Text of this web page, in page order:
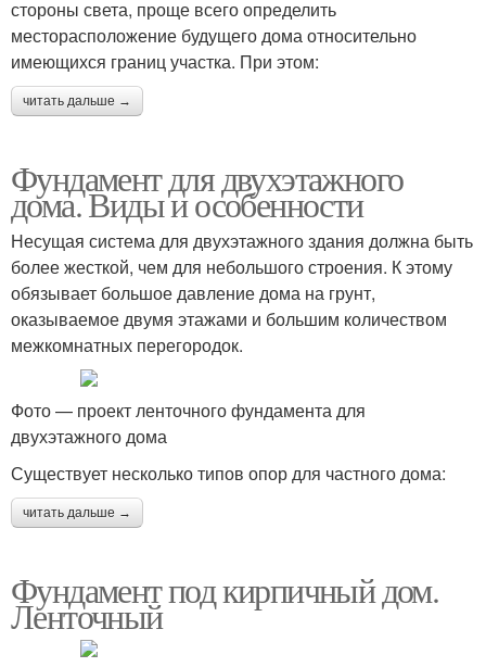
стороны света, проще всего определить
месторасположение будущего дома относительно
имеющихся границ участка. При этом:
читать дальше →
Фундамент для двухэтажного
дома. Виды и особенности
Несущая система для двухэтажного здания должна быть
более жесткой, чем для небольшого строения. К этому
обязывает большое давление дома на грунт,
оказываемое двумя этажами и большим количеством
межкомнатных перегородок.
Фото — проект ленточного фундамента для
двухэтажного дома
Существует несколько типов опор для частного дома:
читать дальше →
Фундамент под кирпичный дом.
Ленточный